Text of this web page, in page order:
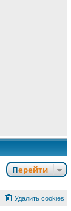
Перейти
Удалить cookies